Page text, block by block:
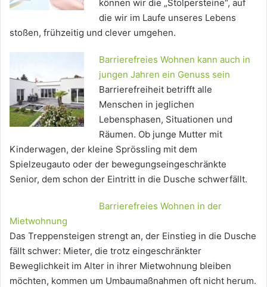
können wir die „Stolpersteine“, auf
die wir im Laufe unseres Lebens
stoßen, frühzeitig und clever umgehen.
Barrierefreies Wohnen kann auch in
jungen Jahren ein Genuss sein
Barrierefreiheit betrifft alle
Menschen in jeglichen
Lebensphasen, Situationen und
Räumen. Ob junge Mutter mit
Kinderwagen, der kleine Sprössling mit dem
Spielzeugauto oder der bewegungseingeschränkte
Senior, dem schon der Eintritt in die Dusche schwerfällt.
Barrierefreies Wohnen in der
Mietwohnung
Das Treppensteigen strengt an, der Einstieg in die Dusche
fällt schwer: Mieter, die trotz eingeschränkter
Beweglichkeit im Alter in ihrer Mietwohnung bleiben
möchten, kommen um Umbaumaßnahmen oft nicht herum.